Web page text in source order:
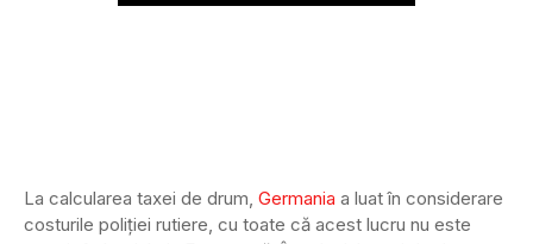
La calcularea taxei de drum, Germania a luat în considerare
costurile poliției rutiere, cu toate că acest lucru nu este